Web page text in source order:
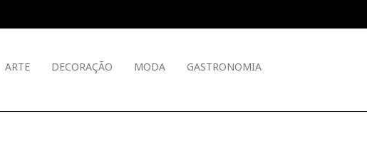
ARTE DECORAÇÃO MODA GASTRONOMIA